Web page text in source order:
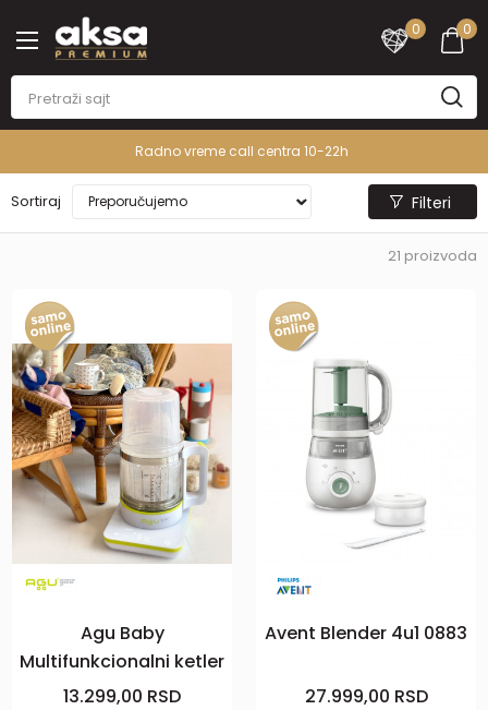
0
0
PREMIUM ASORTIMAN
Sortiraj Filteri
21 proizvoda
Agu Baby
Multifunkcionalni ketler
Bubbly
13.299,00 RSD
Avent Blender 4u1 0883
27.999,00 RSD